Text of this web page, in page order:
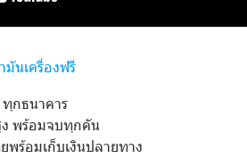
มันเครื่องฟรี
ทุกธนาคาร
ง พร้อมจบทุกคัน
พร้อมเก็บเงินปลายทาง